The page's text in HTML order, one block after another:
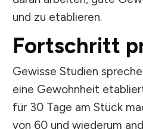
und zu etablieren.
Fortschritt
Gewisse Studien
eine Gewohnheit
für 30 Tage am Stück
von 60 und wiederum